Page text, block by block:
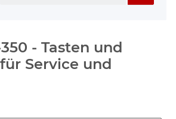
- Tasten und
Service und